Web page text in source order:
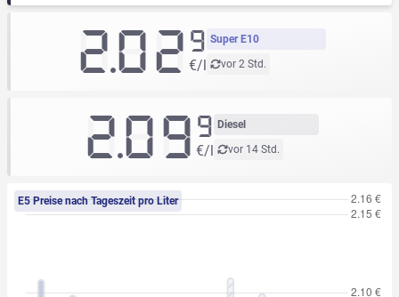
Super E10
vor 2 Std.
2.029
€/l
Diesel
vor 14 Std.
2.099
€/l
E5 Preise nach Tageszeit pro Liter